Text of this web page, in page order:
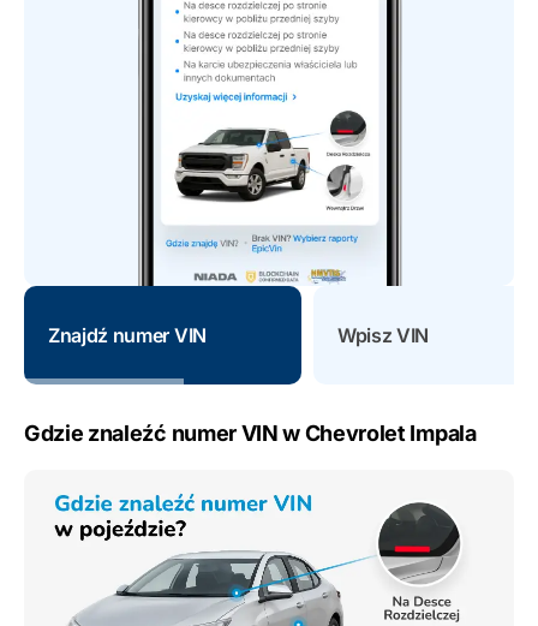
Znajdź numer VIN Wpisz VIN
Gdzie znaleźć numer VIN w Chevrolet Impala